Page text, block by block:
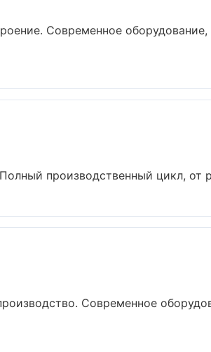
Современное
производственный цикл, от
Современное